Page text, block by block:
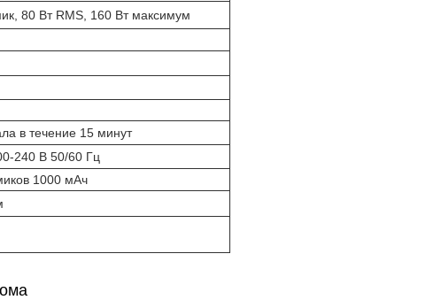
80 Вт RMS, 160 Вт максимум
в течение 15 минут
240 В 50/60 Гц
1000 мАч